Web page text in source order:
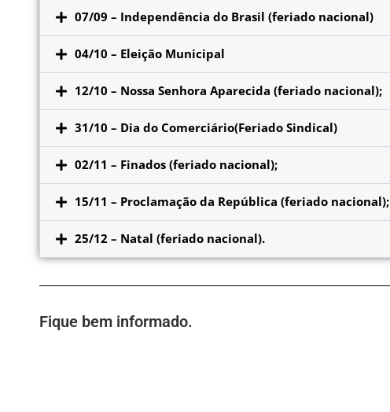
07/09 – Independência do Brasil (feriado nacional)
04/10 – Eleição Municipal
12/10 – Nossa Senhora Aparecida (feriado nacional);
31/10 – Dia do Comerciário(Feriado Sindical)
02/11 – Finados (feriado nacional);
15/11 – Proclamação da República (feriado nacional);
25/12 – Natal (feriado nacional).
Fique bem informado.